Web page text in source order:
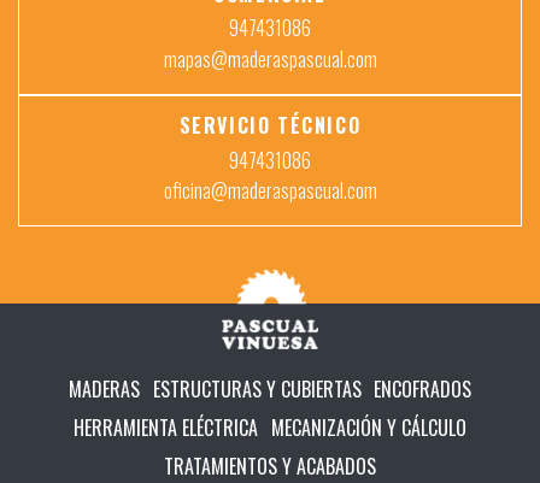
947431086
mapas@maderaspascual.com
SERVICIO TÉCNICO
947431086
oficina@maderaspascual.com
MADERAS ESTRUCTURAS Y CUBIERTAS ENCOFRADOS
HERRAMIENTA ELÉCTRICA MECANIZACIÓN Y CÁLCULO
TRATAMIENTOS Y ACABADOS